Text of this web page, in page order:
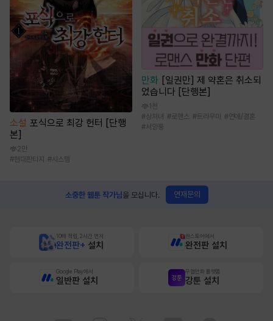
소설 포식으로 최강 헌터 [단행
본]
2만
#현대판타지 #시스템
만화 [일권만] 제 약혼은 취소되
었습니다 [단행본]
1천
#상처녀 #로맨스 #트라우마 #연애/결혼
#서양풍
소중한 웹툰 작가님을 모십니다. 연재문의
10배 적립, 2시간 먼저
완전판+ 설치
원스토어에서
완전판 설치
Google Play에서
일반판 설치
무협만화 플랫폼
강툰 설치